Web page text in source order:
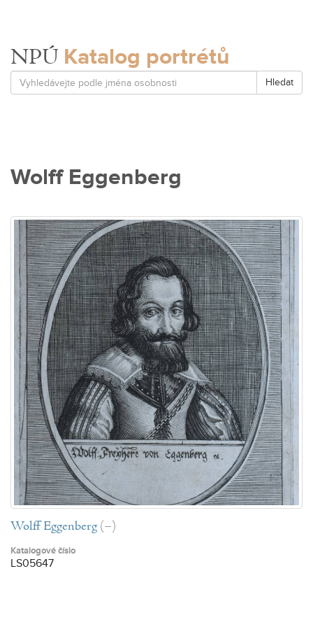
NPÚ Katalog portrétů
Hledat
Wolff Eggenberg
Wolff Eggenberg (–)
Katalogové číslo
LS05647